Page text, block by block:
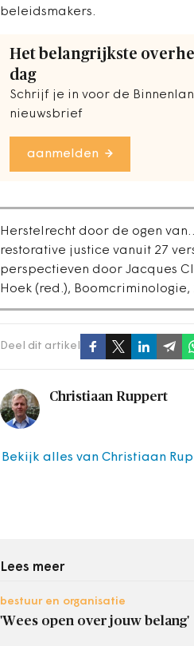
beleidsmakers.
Het belangrijkste
dag
Schrijf je in voor de
nieuwsbrief
aanmelden
Herstelrecht door de ogen
restorative justice vanuit 27
perspectieven door Jacques
Hoek (red.), Boomcriminologie,
Deel dit artikel
Christiaan Ruppert
Bekijk alles van Christiaan
Lees meer
bestuur en organisatie
'Wees open over jouw belang'